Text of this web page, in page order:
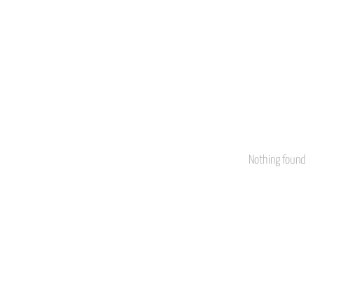
Nothing found